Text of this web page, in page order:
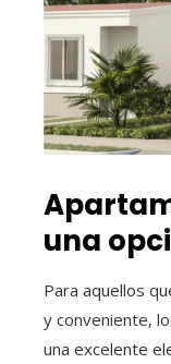
una
Para aquellos
y conveniente,
una excelente